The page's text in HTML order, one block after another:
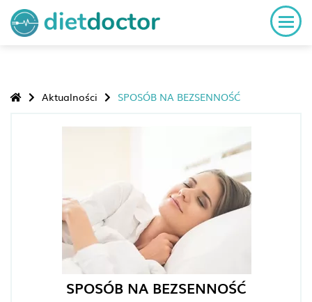
Aktualności SPOSÓB NA BEZSENNOŚĆ
SPOSÓB NA BEZSENNOŚĆ